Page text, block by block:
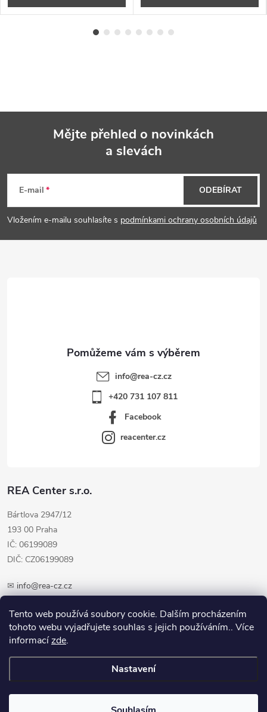
Tento web používá soubory cookie. Dalším procházením
tohoto webu vyjadřujete souhlas s jejich používáním.. Více
informacízde.
Nastavení
p
a
Mějte přehled o novinkách
a slevách
E-mail
Vložením e-mailu souhlasíte s podmínkami ochrany osobních údajů
ODEBÍRAT
REA Center s.r.o.
Bártlova 2947/12
193 00 Praha
IČ: 06199089
DIČ: CZ06199089
✉ info@rea-cz.cz
info@rea-cz.cz
+420 731 107 811
Facebook
reacenter.cz
Copyright 2026
cookies